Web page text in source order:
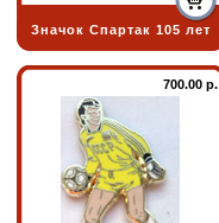
Значок Спартак 105 лет
700.00 р.